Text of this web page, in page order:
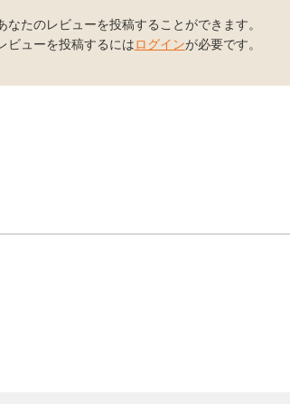
なたのレビューを投稿することができます。
ビューを投稿するにはログインが必要です。